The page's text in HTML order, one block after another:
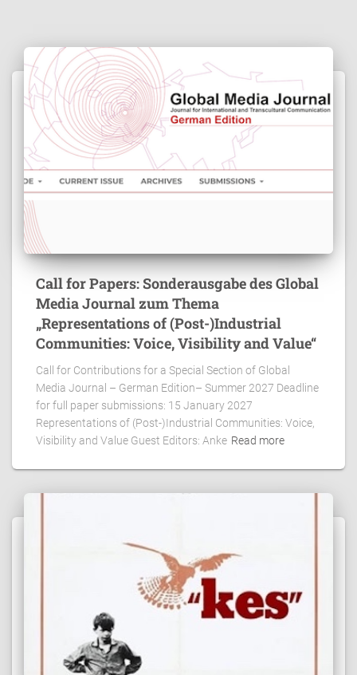
Call for Papers: Sonderausgabe des Global
Media Journal zum Thema
„Representations of (Post-)Industrial
Communities: Voice, Visibility and Value“
Call for Contributions for a Special Section of Global
Media Journal – German Edition– Summer 2027 Deadline
for full paper submissions: 15 January 2027
Representations of (Post-)Industrial Communities: Voice,
Visibility and Value Guest Editors: Anke Read more